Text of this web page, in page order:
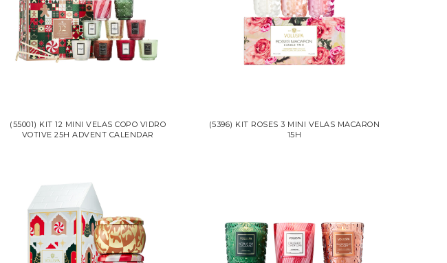
(55001) KIT 12 MINI VELAS COPO VIDRO
VOTIVE 25H ADVENT CALENDAR
(5396) KIT ROSES 3 MINI VELAS MACARON
15H